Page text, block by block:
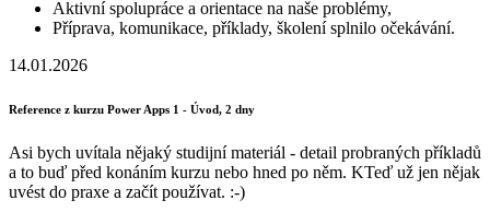
Aktivní spolupráce a orientace na naše problémy,
Příprava, komunikace, příklady, školení splnilo očekávání.
14.01.2026
Reference z kurzu Power Apps 1 - Úvod, 2 dny
Asi bych uvítala nějaký studijní materiál - detail probraných příkladů
a to buď před konáním kurzu nebo hned po něm. KTeď už jen nějak
uvést do praxe a začít používat. :-)